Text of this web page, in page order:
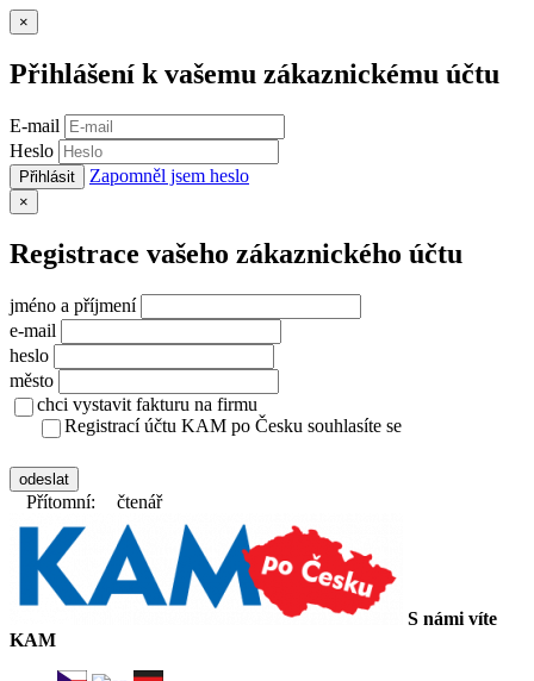
×
Přihlášení k vašemu zákaznickému účtu
E-mail
Heslo
Přihlásit Zapomněl jsem heslo
×
Registrace vašeho zákaznického účtu
jméno a příjmení
e-mail
heslo
město
chci vystavit fakturu na firmu
Registrací účtu KAM po Česku souhlasíte se
odeslat
Přítomní: čtenář
S námi víte
KAM